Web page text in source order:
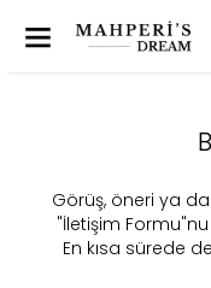
​Görüş, öneri ya
"İletişim
En kısa sürede